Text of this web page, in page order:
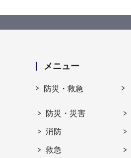
メニュー
防災・救急
防災・災害
消防
救急